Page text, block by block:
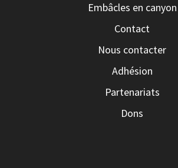
Embâcles en canyon
Contact
Nous contacter
Adhésion
Partenariats
Dons